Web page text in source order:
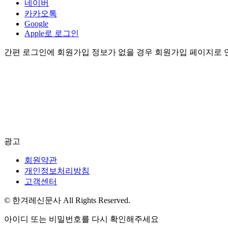
네이버
카카오톡
Google
Apple로 로그인
간편 로그인에 회원가입 정보가 없을 경우 회원가입 페이지로
광고
회원약관
개인정보처리방침
고객센터
© 한겨레신문사 All Rights Reserved.
아이디 또는 비밀번호를 다시 확인해주세요